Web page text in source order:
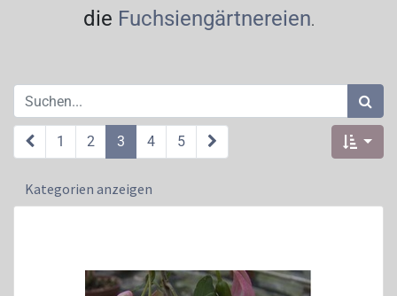
die Fuchsiengärtnereien.
1 2 3 4 5
Kategorien anzeigen